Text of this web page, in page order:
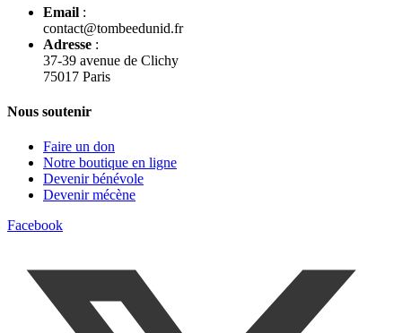
Email :
contact@tombeedunid.fr
Adresse :
37-39 avenue de Clichy
75017 Paris
Nous soutenir
Faire un don
Notre boutique en ligne
Devenir bénévole
Devenir mécène
Facebook